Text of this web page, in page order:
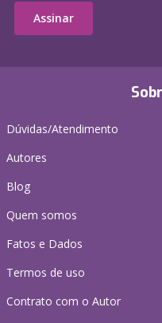
Dúvidas/Atendimento
Autores
Blog
Quem somos
Fatos e Dados
Termos de uso
Contrato com o Autor
Assinar